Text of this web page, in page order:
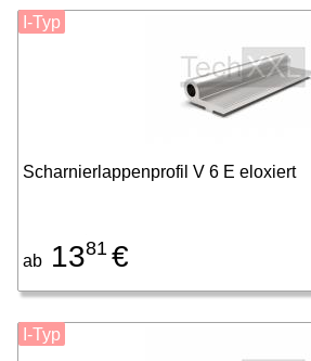
Scharnierlappenprofil V 6 E eloxiert
ab 1381 €
I-Typ
I-Typ